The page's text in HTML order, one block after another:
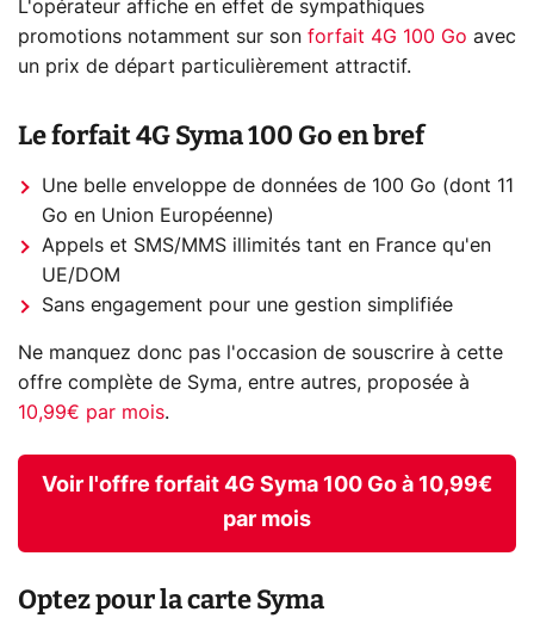
L'opérateur affiche en effet de sympathiques
promotions notamment sur son forfait 4G 100 Go avec
un prix de départ particulièrement attractif.
Le forfait 4G Syma 100 Go en bref
Une belle enveloppe de données de 100 Go (dont 11
Go en Union Européenne)
Appels et SMS/MMS illimités tant en France qu'en
UE/DOM
Sans engagement pour une gestion simplifiée
Ne manquez donc pas l'occasion de souscrire à cette
offre complète de Syma, entre autres, proposée à
10,99€ par mois.
Voir l'offre forfait 4G Syma 100 Go à 10,99€
par mois
Optez pour la carte Syma